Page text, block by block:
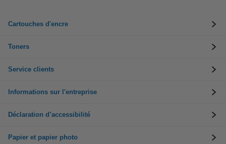
Cartouches d'encre
Toners
Service clients
Informations sur l'entreprise
Déclaration d’accessibilité
Papier et papier photo